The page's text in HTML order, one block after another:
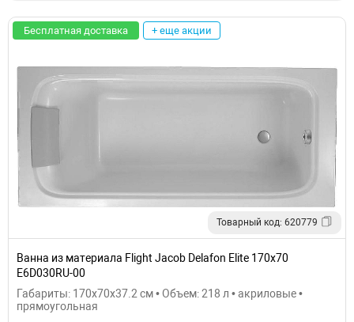
Бесплатная доставка + еще акции
Товарный код: 620779
Ванна из материала Flight Jacob Delafon Elite 170х70
E6D030RU-00
Габариты: 170x70x37.2 см • Объем: 218 л • акриловые •
прямоугольная